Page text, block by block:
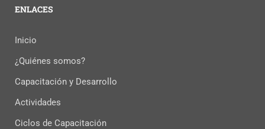
ENLACES
Inicio
¿Quiénes somos?
Capacitación y Desarrollo
Actividades
Ciclos de Capacitación